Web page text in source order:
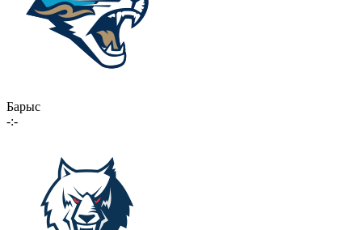
Барыс
-:-